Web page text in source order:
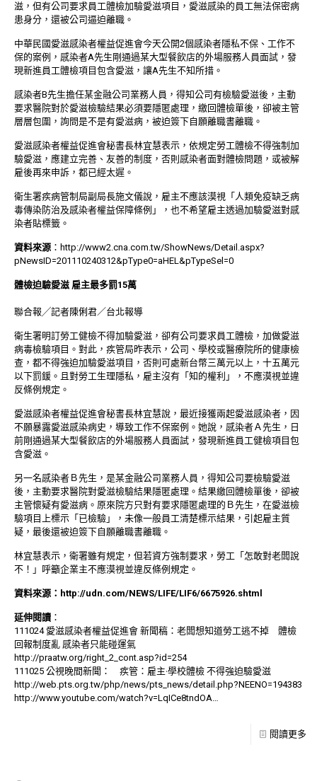
滋，但有公司要求員工體檢加驗愛滋項目，愛滋感染的員工無法保密病
患身分，還被公司逼迫離職。
中華民國愛滋感染者權益促進會今天公開2個感染者隱私不保、工作不
保的案例，感染者A先生剛通過某大型餐飲店的外場服務人員面試，發
現新進員工體檢項目包含愛滋，讓A先生不知所措。
感染者B先生擔任某金融公司業務人員，得知公司有檢驗愛滋後，主動
要求醫院對於愛滋檢驗結果必須要隱匿處理，繳回體檢單後，卻被主管
層層包圍，詢問是不是有愛滋病，被迫簽下自願離職書離職。
愛滋感染者權益促進會秘書長林宜慧表示，依規定勞工體檢不得強制加
驗愛滋，應建立完善、友善的制度，否則感染者面對體檢問題，或被解
雇後再來申訴，都已經太遲。
衛生署疾病管制局副局長施文儀說，雇主不應該漠視「人類免疫缺乏病
毒傳染防治及感染者權益保障條例」，也不希望雇主透過加驗愛滋對感
染者貼標籤。
資料來源 ： http://www2.cna.com.tw/ShowNews/Detail.aspx?
pNewsID=201110240312&pType0=aHEL&pTypeSel=0
體檢迫驗愛滋 雇主最多罰15萬
聯合報╱記者陳俐君／台北報導
衛生署明訂勞工健檢不得加驗愛滋，卻有公司要求員工體檢，加做愛滋
病毒檢驗項目。對此，疾管局昨表示，公司、學校或醫療院所的健康檢
查，都不得強迫加驗愛滋項目，否則可處新台幣三萬元以上，十五萬元
以下罰鍰。且對勞工生理隱私，雇主沒有「知的權利」，不應漠視並違
反條例規定。
愛滋感染者權益促進會秘書長林宜慧說，最近接獲兩起愛滋感染者，因
不願暴露愛滋感染病史，導致工作不保案例。她說，感染者Ａ先生，日
前剛通過某大型餐飲店的外場服務人員面試，發現新進員工健檢項目包
含愛滋。
另一名感染者Ｂ先生，是某金融公司業務人員，得知公司要檢驗愛滋
後，主動要求醫院對愛滋檢驗結果隱匿處理。結果繳回體檢單後，卻被
主管懷疑有愛滋病。原來院方只對有要求隱匿處理的Ｂ先生，在愛滋檢
驗項目上標示「已檢驗」，未像一般員工清楚標示結果，引起雇主質
疑，最後還被迫簽下自願離職書離職。
林宜慧表示，衛署雖有規定，但若資方強制要求，勞工「怎敢對老闆說
不！」呼籲企業主不應漠視並違反條例規定。
資料來源： http://udn.com/NEWS/LIFE/LIF6/6675926.shtml
延伸閱讀 ：
111024 愛滋感染者權益促進會 新聞稿：老闆想知道勞工逃不掉 體檢
回報制度亂 感染者只能碰運氣
http://praatw.org/right_2_cont.asp?id=254
111025 公視晚間新聞： 疾管：雇主‧學校體檢 不得強迫驗愛滋
http://web.pts.org.tw/php/news/pts_news/detail.php?NEENO=194383
http://www.youtube.com/watch?v=LqICe8tndOA…
閱讀更多